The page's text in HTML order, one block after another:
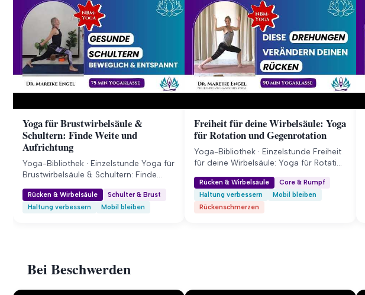
Yoga für Brustwirbelsäule &
Schultern: Finde Weite und
Aufrichtung
Yoga-Bibliothek · Einzelstunde Yoga für
Brustwirbelsäule & Schultern: Finde
minütigen Yogastunde mobilisierst du
gezielt deine Brustwirbelsäule und
diese Stunde anders macht ✓ Löse
Verspannungen im Nacken und
Rücken & Wirbelsäule
Schulter & Brust
Haltung verbessern
Mobil bleiben
Freiheit für deine Wirbelsäule: Yoga
für Rotation und Gegenrotation
Yoga-Bibliothek · Einzelstunde Freiheit
für deine Wirbelsäule: Yoga für Rotation
minütigen Praxis löst du gezielt
Verspannungen und verbesserst die
Beweglichkeit deiner gesamten
Rücken & Wirbelsäule
Core & Rumpf
Haltung verbessern
Mobil bleiben
Rückenschmerzen
Bei Beschwerden